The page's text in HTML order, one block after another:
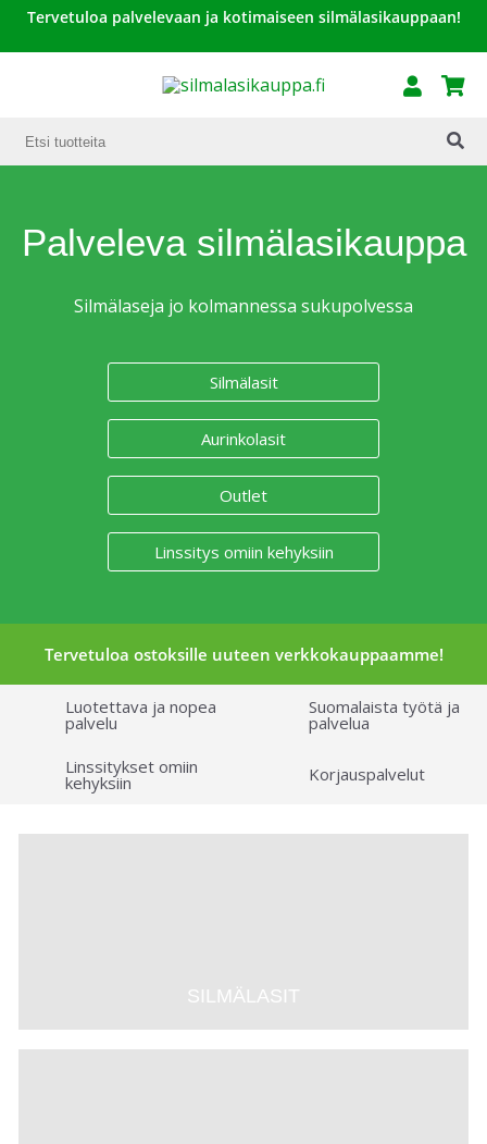
Tervetuloa palvelevaan ja kotimaiseen silmälasikauppaan!
Palveleva silmälasikauppa
Silmälaseja jo kolmannessa sukupolvessa
Silmälasit
Aurinkolasit
Outlet
Linssitys omiin kehyksiin
Tervetuloa ostoksille uuteen verkkokauppaamme!
Luotettava ja nopea
palvelu
Suomalaista työtä ja
palvelua
Linssitykset omiin
kehyksiin Korjauspalvelut
SILMÄLASIT